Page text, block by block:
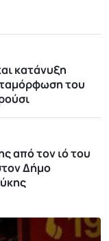
κατάνυξη
του
από τον ιό του
Δήμο